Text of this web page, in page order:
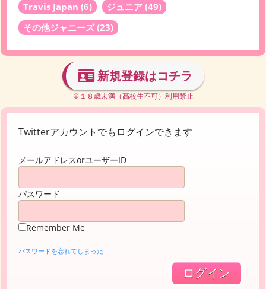
Travis Japan (6) ジュニア (49)
その他ジャニーズ(23)
新規登録はコチラ
※１８歳未満（高校生不可）利用禁止
Twitterアカウントでもログインできます
メールアドレスorユーザーID
パスワード
Remember Me
パスワードを忘れてしまった